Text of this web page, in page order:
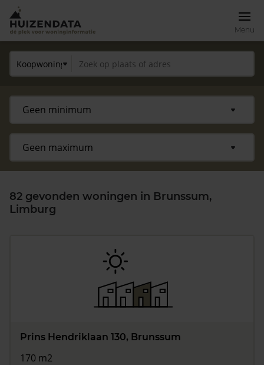
Menu
Vragen? Neem contact met ons op
088 220 4200
82 gevonden woningen in Brunssum,
Limburg
Prins Hendriklaan 130, Brunssum
170 m2